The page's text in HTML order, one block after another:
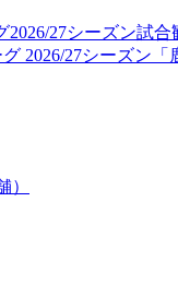
27シーズン試合
2026/27シーズン「
）